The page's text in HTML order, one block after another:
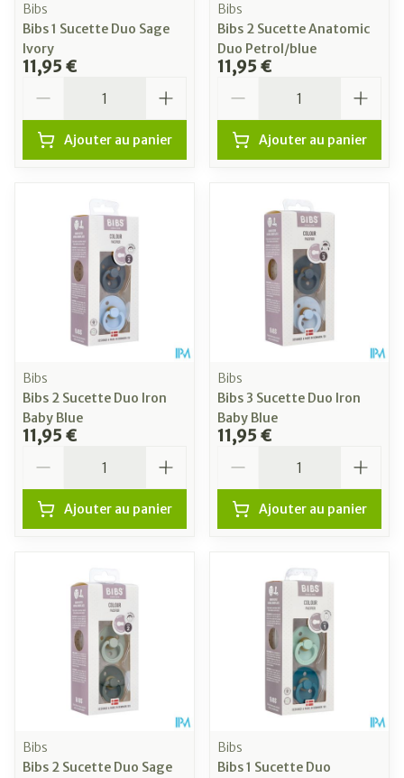
Bibs
Bibs 1 Sucette Duo Sage
Ivory
11,95 €
Ajouter au panier
Bibs
Bibs 2 Sucette Anatomic
Duo Petrol/blue
11,95 €
Ajouter au panier
Bibs
Bibs 2 Sucette Duo Iron
Baby Blue
11,95 €
Ajouter au panier
Bibs
Bibs 3 Sucette Duo Iron
Baby Blue
11,95 €
Ajouter au panier
Bibs
Bibs 2 Sucette Duo Sage
Bibs
Bibs 1 Sucette Duo